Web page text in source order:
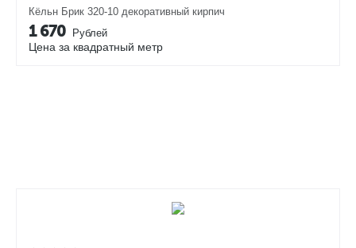
Кёльн Брик 320-10 декоративный кирпич
1 670 Рублей
Цена за квадратный метр